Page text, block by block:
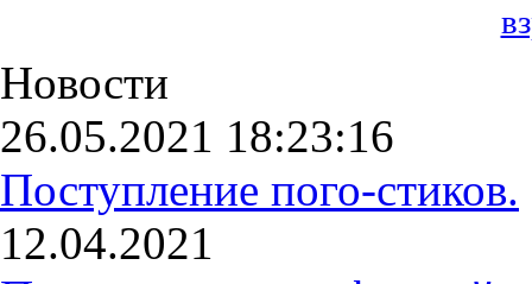
Новости
26.05.2021 18:23:16
Поступление пого-стиков.
12.04.2021